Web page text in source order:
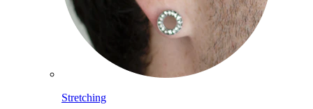
Stretching